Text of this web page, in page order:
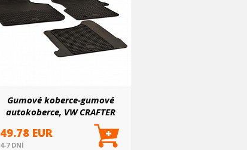
Gumové koberce-gumové
autokoberce, VW CRAFTER
49.78 EUR
4-7 DNÍ